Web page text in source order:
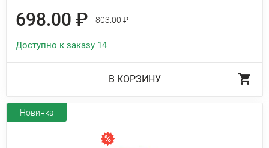
698.00 ₽ 803.00 ₽
Доступно к заказу 14
В КОРЗИНУ
Новинка